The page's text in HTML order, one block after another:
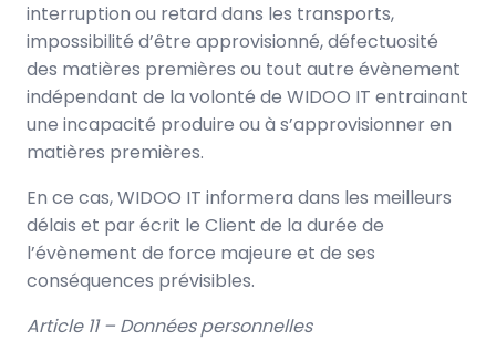
interruption ou retard dans les transports,
impossibilité d’être approvisionné, défectuosité
des matières premières ou tout autre évènement
indépendant de la volonté de WIDOO IT entrainant
une incapacité produire ou à s’approvisionner en
matières premières.
En ce cas, WIDOO IT informera dans les meilleurs
délais et par écrit le Client de la durée de
l’évènement de force majeure et de ses
conséquences prévisibles.
Article 11 – Données personnelles